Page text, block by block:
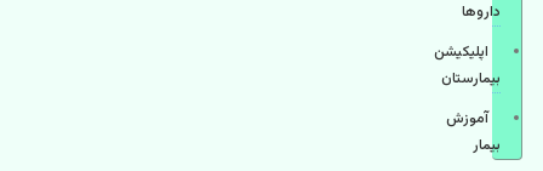
دارو‌ها
اپليكيشن
بيمارستان
آموزش
بیمار